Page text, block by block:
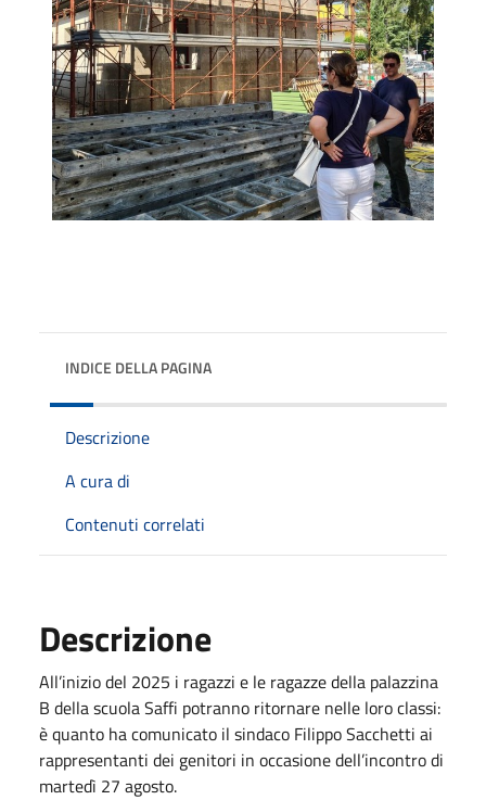
INDICE DELLA PAGINA
Descrizione
A cura di
Contenuti correlati
Descrizione
All’inizio del 2025 i ragazzi e le ragazze della palazzina
B della scuola Saffi potranno ritornare nelle loro classi:
è quanto ha comunicato il sindaco Filippo Sacchetti ai
rappresentanti dei genitori in occasione dell’incontro di
martedì 27 agosto.